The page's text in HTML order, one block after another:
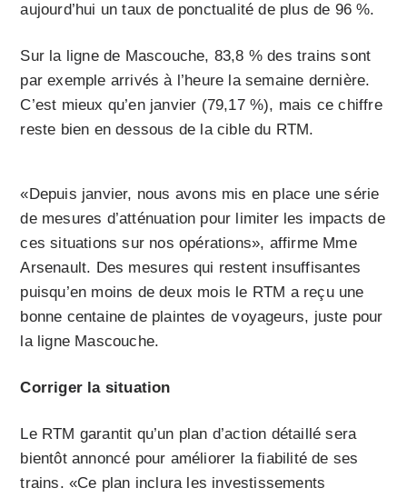
aujourd’hui un taux de ponctualité de plus de 96 %.
Sur la ligne de Mascouche, 83,8 % des trains sont
par exemple arrivés à l’heure la semaine dernière.
C’est mieux qu’en janvier (79,17 %), mais ce chiffre
reste bien en dessous de la cible du RTM.
«Depuis janvier, nous avons mis en place une série
de mesures d’atténuation pour limiter les impacts de
ces situations sur nos opérations», affirme Mme
Arsenault. Des mesures qui restent insuffisantes
puisqu’en moins de deux mois le RTM a reçu une
bonne centaine de plaintes de voyageurs, juste pour
la ligne Mascouche.
Corriger la situation
Le RTM garantit qu’un plan d’action détaillé sera
bientôt annoncé pour améliorer la fiabilité de ses
trains. «Ce plan inclura les investissements